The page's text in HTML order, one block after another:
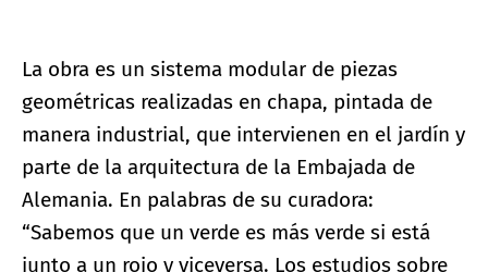
La obra es un sistema modular de piezas
geométricas realizadas en chapa, pintada de
manera industrial, que intervienen en el jardín y
parte de la arquitectura de la Embajada de
Alemania. En palabras de su curadora:
“Sabemos que un verde es más verde si está
junto a un rojo y viceversa. Los estudios sobre